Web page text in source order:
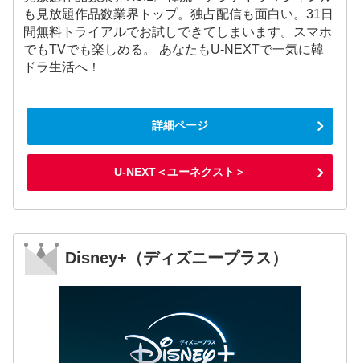
も見放題作品数業界トップ。独占配信も面白い。31日
間無料トライアルでお試しできてしまいます。スマホ
でもTVでも楽しめる。 あなたもU-NEXTで一気に韓
ドラ生活へ！
詳細ページ
U-NEXT＜ユーネクスト＞
Disney+（ディズニープラス）